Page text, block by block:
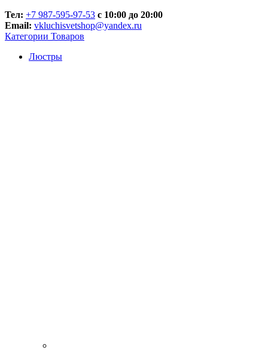
Тел: +7 987-595-97-53 с 10:00 до 20:00
Email: vkluchisvetshop@yandex.ru
Категории Товаров
Люстры